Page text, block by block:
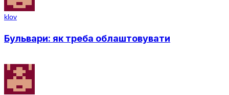
klov
Бульвари: як треба облаштовувати